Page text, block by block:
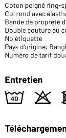
Coton peigné ring-
Col rond avec
Bande de propreté
Double couture au
No étiquette
Pays d'origine:
Numéro de tarif
Entretien
8 o